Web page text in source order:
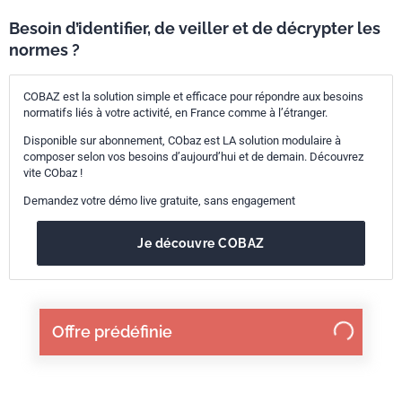
Offre prédéfinie
Besoin d’identifier, de veiller et de décrypter les
normes ?
COBAZ est la solution simple et efficace pour répondre aux besoins
normatifs liés à votre activité, en France comme à l’étranger.
Disponible sur abonnement, CObaz est LA solution modulaire à
composer selon vos besoins d’aujourd’hui et de demain. Découvrez
vite CObaz !
Demandez votre démo live gratuite, sans engagement
Je découvre COBAZ